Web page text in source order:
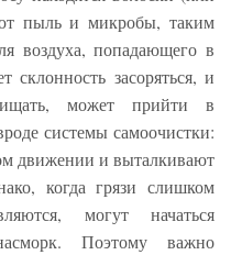
пыль и микробы, таким
воздуха, попадающего в
засоряться, и
может прийти в
системы самоочистки:
движении и выталкивают
когда грязи слишком
могут начаться
Поэтому важно